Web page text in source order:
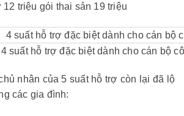
triệu gói thai sản 19 triệu
4 suất hỗ trợ đặc biệt dành cho cán bộ
nhân của 5 suất hỗ trợ còn lại đã lộ
các gia đình: